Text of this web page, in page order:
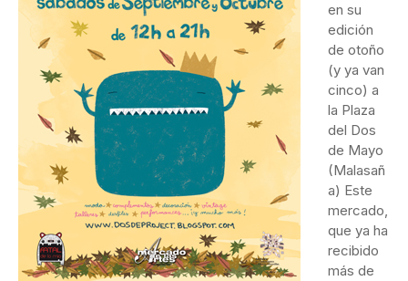
en su
edición
de otoño
(y ya van
cinco) a
la Plaza
del Dos
de Mayo
(Malasañ
a) Este
mercado,
que ya ha
recibido
más de